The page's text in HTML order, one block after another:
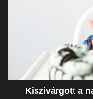
Kiszivárgott a